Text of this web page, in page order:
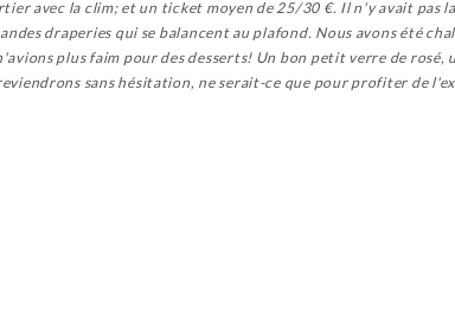
avec la clim; et un ticket moyen de 25/30 €. Il n'y avait pas
draperies qui se balancent au plafond. Nous avons été
plus faim pour des desserts! Un bon petit verre de rosé,
sans hésitation, ne serait-ce que pour profiter de